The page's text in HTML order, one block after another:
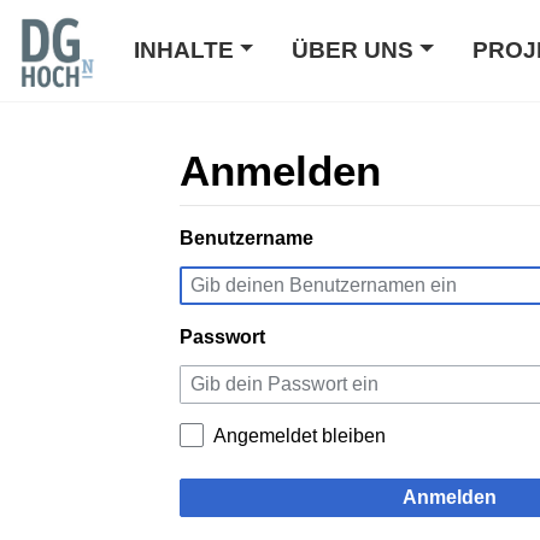
INHALTE ÜBER UNS
Anmelden
Wechseln zu:Navigation
Benutzername
Passwort
Angemeldet bleiben
Anmelden